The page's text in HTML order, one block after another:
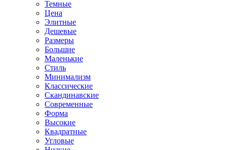
Темные
Цена
Элитные
Дешевые
Размеры
Большие
Маленькие
Стиль
Минимализм
Классические
Скандинавские
Современные
Форма
Высокие
Квадратные
Угловые